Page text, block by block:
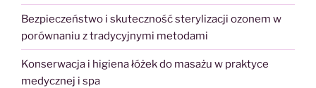
Bezpieczeństwo i skuteczność sterylizacji ozonem w
porównaniu z tradycyjnymi metodami
Konserwacja i higiena łóżek do masażu w praktyce
medycznej i spa